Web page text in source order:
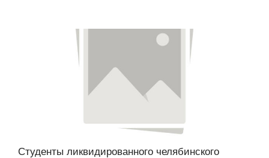
Студенты ликвидированного челябинского